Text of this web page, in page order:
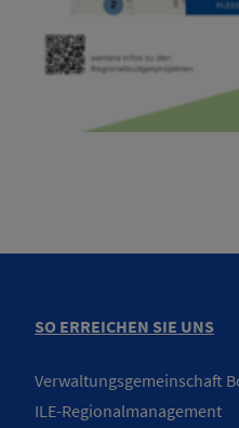
SO ERREICHEN SIE UNS
Verwaltungsgemeinschaft
ILE-Regionalmanagement